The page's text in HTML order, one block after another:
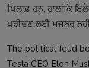
ਖ਼ਿਲਾਫ਼ ਹਨ, ਹਾਲਾਂਕਿ
ਖਰੀਦਣ ਲਈ ਮਜਬੂਰ ਨਹੀਂ
The political feud
Tesla CEO Elon